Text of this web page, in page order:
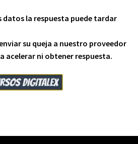
datos la respuesta puede tardar
su queja a nuestro proveedor
acelerar ni obtener respuesta.